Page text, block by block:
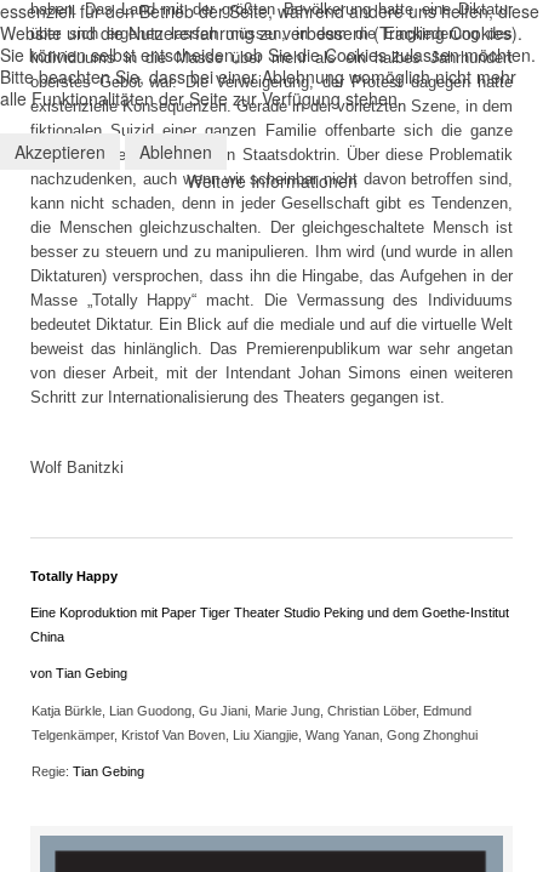
haben. Das Land mit der größten Bevölkerung hatte eine Diktatur
über sich ergehen lassen müssen, in dem die Eingliederung des
Individuums in die Masse über mehr als ein halbes Jahrhundert
oberstes Gebot war. Die Verweigerung, der Protest dagegen hatte
existenzielle Konsequenzen. Gerade in der vorletzten Szene, in dem
fiktionalen Suizid einer ganzen Familie offenbarte sich die ganze
Entsetzlichkeit einer solchen Staatsdoktrin. Über diese Problematik
nachzudenken, auch wenn wir scheinbar nicht davon betroffen sind,
kann nicht schaden, denn in jeder Gesellschaft gibt es Tendenzen,
die Menschen gleichzuschalten. Der gleichgeschaltete Mensch ist
besser zu steuern und zu manipulieren. Ihm wird (und wurde in allen
Diktaturen) versprochen, dass ihn die Hingabe, das Aufgehen in der
Masse „Totally Happy“ macht. Die Vermassung des Individuums
bedeutet Diktatur. Ein Blick auf die mediale und auf die virtuelle Welt
beweist das hinlänglich. Das Premierenpublikum war sehr angetan
von dieser Arbeit, mit der Intendant Johan Simons einen weiteren
Schritt zur Internationalisierung des Theaters gegangen ist.
Wolf Banitzki
Totally Happy
Eine Koproduktion mit Paper Tiger Theater Studio Peking und dem Goethe-Institut
China
von Tian Gebing
Katja Bürkle, Lian Guodong, Gu Jiani, Marie Jung, Christian Löber, Edmund
Telgenkämper, Kristof Van Boven, Liu Xiangjie, Wang Yanan, Gong Zhonghui
Regie: Tian Gebing
essenziell für den Betrieb der Seite, während andere uns helfen, diese
Website und die Nutzererfahrung zu verbessern (Tracking Cookies).
Sie können selbst entscheiden, ob Sie die Cookies zulassen möchten.
Bitte beachten Sie, dass bei einer Ablehnung womöglich nicht mehr
alle Funktionalitäten der Seite zur Verfügung stehen.
Akzeptieren
Ablehnen
Weitere Informationen